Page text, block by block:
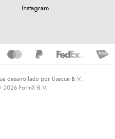
Instagram
desarrollado por Usecue B.V.
2026 FormX B.V.